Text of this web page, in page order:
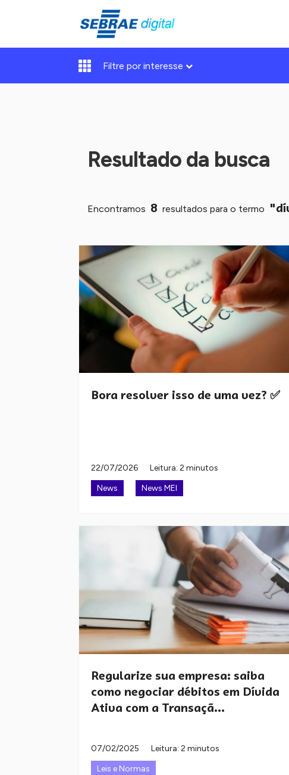
Filtre por interesse
Resultado da busca
Encontramos 8 resultados para o termo
Bora resolver isso de uma vez? ✅
22/07/2026
Leitura: 2 minutos
News
News MEI
Regularize sua empresa: saiba
como negociar débitos em Dívida
Ativa com a Transaçã...
07/02/2025
Leitura: 2 minutos
Leis e Normas